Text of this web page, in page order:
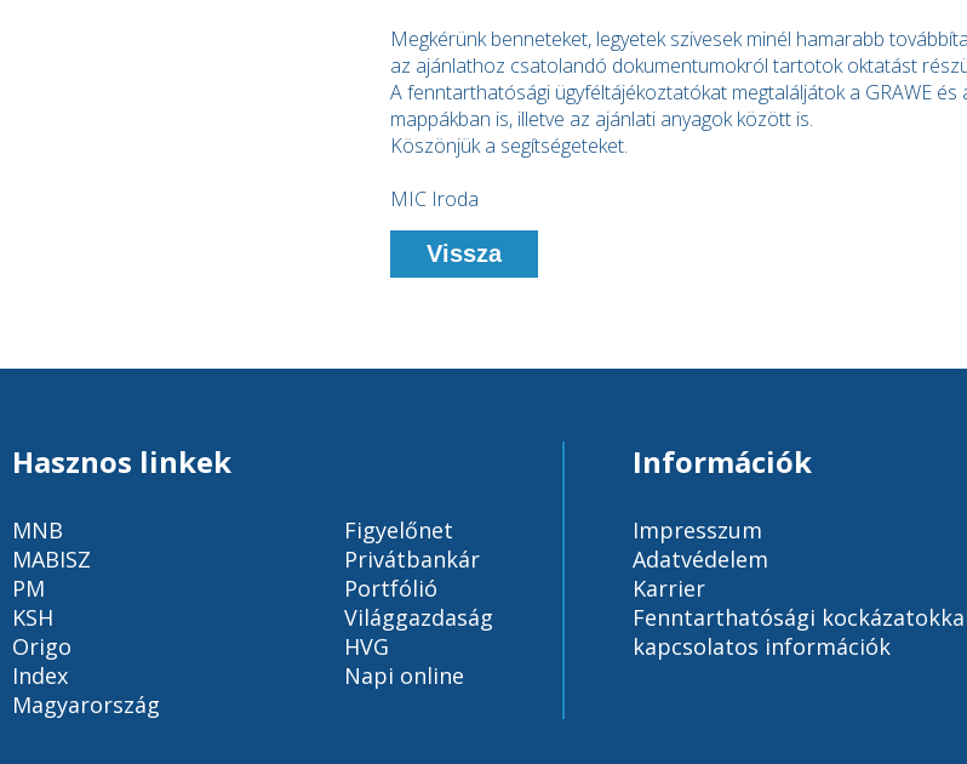
Megkérünk benneteket, legyetek szivesek minél hamarabb
az ajánlathoz csatolandó dokumentumokról tartotok oktatást
A fenntarthatósági ügyféltájékoztatókat megtaláljátok a GRAWE
mappákban is, illetve az ajánlati anyagok között is.
Köszönjük a segítségeteket.
MIC Iroda
Vissza
Hasznos linkek
MNB
MABISZ
PM
KSH
Origo
Index
Magyarország
Figyelőnet
Privátbankár
Portfólió
Világgazdaság
HVG
Napi online
Információk
Impresszum
Adatvédelem
Karrier
Fenntarthatósági
kapcsolatos információk